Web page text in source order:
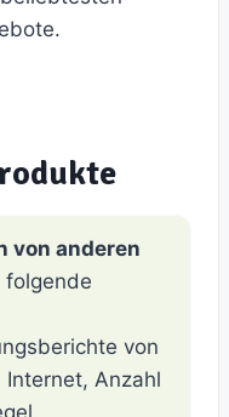
von anderen
folgende
von
Anzahl